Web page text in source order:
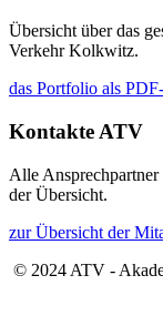
Übersicht über das
Verkehr Kolkwitz.
das Portfolio als
Kontakte ATV
Alle
der Übersicht.
zur Übersicht der
© 2024 ATV -